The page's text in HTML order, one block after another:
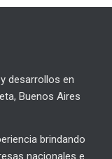
desarrollos en
Buenos Aires
brindando
nacionales e